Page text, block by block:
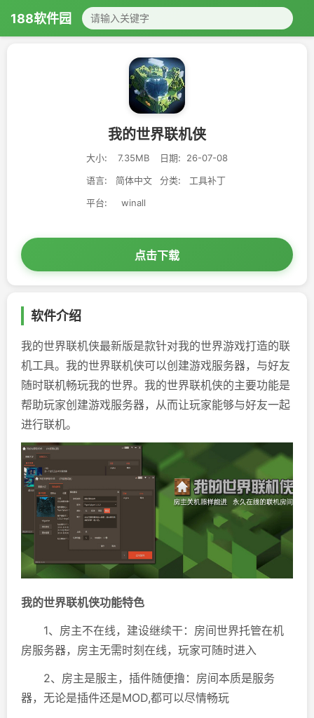
188软件园
我的世界联机侠
大小: 7.35MB 日期:
26-07-08
语言:
简体中文 分类:
工具补丁
平台:
winall
点击下载
软件介绍
我的世界联机侠最新版是款针对我的世界游戏打造的联
机工具。我的世界联机侠可以创建游戏服务器，与好友
随时联机畅玩我的世界。我的世界联机侠的主要功能是
帮助玩家创建游戏服务器，从而让玩家能够与好友一起
进行联机。
我的世界联机侠功能特色
1、房主不在线，建设继续干：房间世界托管在机
房服务器，房主无需时刻在线，玩家可随时进入
2、房主是服主，插件随便撸：房间本质是服务
器，无论是插件还是MOD,都可以尽情畅玩